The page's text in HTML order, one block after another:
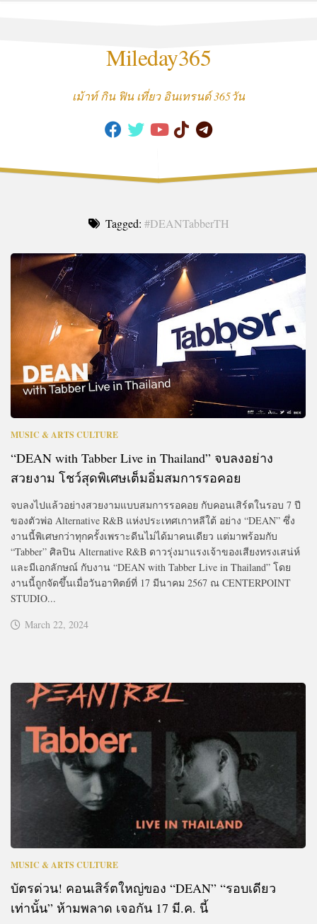
Mileday365
เม้าท์ กิน ฟิน เที่ยว อินเทรนด์ 365วัน
Tagged: #DEANTabberTH
MUSIC & ARTS CULTURE
“DEAN with Tabber Live in Thailand” จบลงอย่าง
สวยงาม โชว์สุดพิเศษเต็มอิ่มสมการรอคอย
จบลงไปแล้วอย่างสวยงามแบบสมการรอคอย กับคอนเสิร์ตในรอบ 7 ปี
ของตัวพ่อ Alternative R&B แห่งประเทศเกาหลีใต้ อย่าง “DEAN” ซึ่ง
งานนี้พิเศษกว่าทุกครั้งเพราะดีนไม่ได้มาคนเดียว แต่มาพร้อมกับ
“Tabber” ศิลปิน Alternative R&B ดาวรุ่งมาแรงเจ้าของเสียงทรงเสน่ห์
และมีเอกลักษณ์ กับงาน “DEAN with Tabber Live in Thailand” โดย
งานนี้ถูกจัดขึ้นเมื่อวันอาทิตย์ที่ 17 มีนาคม 2567 ณ CENTERPOINT
STUDIO...
March 22, 2024
MUSIC & ARTS CULTURE
บัตรด่วน! คอนเสิร์ตใหญ่ของ “DEAN” “รอบเดียว
เท่านั้น” ห้ามพลาด เจอกัน 17 มี.ค. นี้